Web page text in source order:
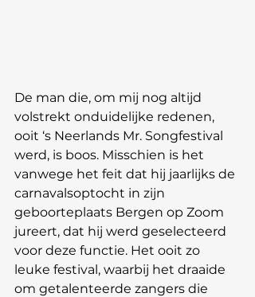
De man die, om mij nog altijd
volstrekt onduidelijke redenen,
ooit ‘s Neerlands Mr. Songfestival
werd, is boos. Misschien is het
vanwege het feit dat hij jaarlijks de
carnavalsoptocht in zijn
geboorteplaats Bergen op Zoom
jureert, dat hij werd geselecteerd
voor deze functie. Het ooit zo
leuke festival, waarbij het draaide
om getalenteerde zangers die